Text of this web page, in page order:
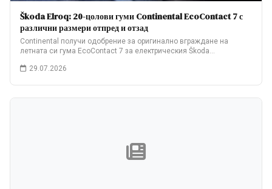
Škoda Elroq: 20-цолови гуми Continental EcoContact 7 с
различни размери отпред и отзад
Continental получи одобрение за оригинално вграждане на
летната си гума EcoContact 7 за електрическия Škoda…
29.07.2026